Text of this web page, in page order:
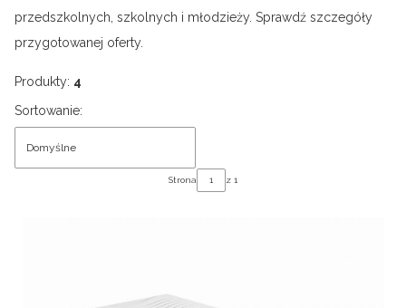
przedszkolnych, szkolnych i młodzieży. Sprawdź szczegóły
przygotowanej oferty.
Produkty: 4
Lista produktów
Sortowanie:
Domyślne
Strona z 1